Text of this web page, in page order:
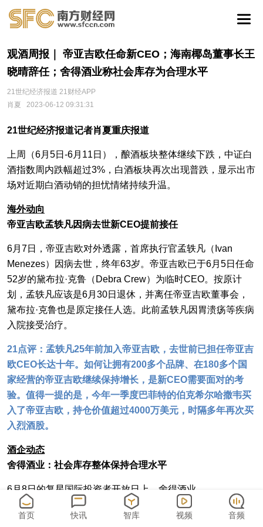
观酒周报｜ 帝亚吉欧任命新CEO；海南椰岛董事长王
晓晴辞任；舍得酒业称社会库存为合理水平
21世纪经济报道 21财经APP
肖夏
2023-06-12 09:31:31
21世纪经济报道记者肖夏重庆报道
上周（6月5日-6月11日），酿酒板块整体继续下跌，中证白
酒指数周内跌幅超过3%，白酒板块再次出现普跌，显示出市
场对近期白酒动销的担忧情绪持续升温。
海外动向
帝亚吉欧孟轶凡因病去世新CEO提前接任
6月7日，帝亚吉欧对外透露，首席执行官孟轶凡（Ivan
Menezes）因病去世，终年63岁。帝亚吉欧已于6月5日任命
52岁的黛布拉·克鲁（Debra Crew）为临时CEO。按原计
划，孟轶凡应该是6月30日退休，并离任帝亚吉欧董事会，
黛布拉·克鲁也是原定接任人选。此前孟轶凡因胃溃疡等疾病
入院接受治疗。
21点评：孟轶凡25年前加入帝亚吉欧，去世前已担任帝亚吉
欧CEO长达十年。如何让拥有200多个品牌、在180多个国
家经营的帝亚吉欧继续保持增长，是新CEO需要面对的考
验。值得一提的是，今年一季度巴菲特的伯克希尔哈撒韦买
入了帝亚吉欧，持仓价值超过4000万美元，时隔多年再次买
入烈酒股。
酒企动态
舍得酒业：社会库存整体保持合理水平
6月8日的复星国际投资者开放日上，舍得酒业
（600702.SH）接待了95家投资机构调研，当中包括摩根大
通证券、贝莱德基金等多家外资机构。 舍得酒业5日跌停，
首页 快讯 智库 视频 音频